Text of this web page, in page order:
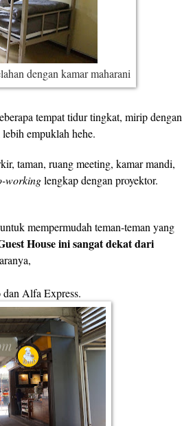
dengan kamar maharani
tempat tidur tingkat, mirip dengan
empuklah hehe.
taman, ruang meeting, kamar mandi,
workinglengkap dengan proyektor.
mempermudah teman-teman yang
House ini sangat dekat dari
dan Alfa Express.